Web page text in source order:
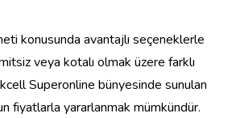
konusunda avantajlı seçeneklerle
veya kotalı olmak üzere farklı
Superonline bünyesinde sunulan
fiyatlarla yararlanmak mümkündür.